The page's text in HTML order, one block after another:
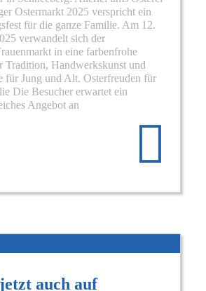
Ostermarkt 2025 verspricht ein
für die ganze Familie. Am 12.
verwandelt sich der
in eine farbenfrohe
Tradition, Handwerkskunst und
für Jung und Alt. Osterfreuden für
Die Besucher erwartet ein
Angebot an
am
12.
&
13.
auch auf